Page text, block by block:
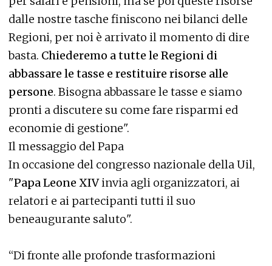
dalle nostre tasche finiscono nei bilanci delle
Regioni, per noi è arrivato il momento di dire
basta. Chiederemo a tutte le Regioni di
abbassare le tasse e restituire risorse alle
persone. Bisogna abbassare le tasse e siamo
pronti a discutere su come fare risparmi ed
economie di gestione".
Il messaggio del Papa
In occasione del congresso nazionale della Uil,
"Papa Leone XIVinvia agli organizzatori, ai
relatori e ai partecipanti tutti il suo
beneaugurante saluto".
“Di fronte alle profonde trasformazioni